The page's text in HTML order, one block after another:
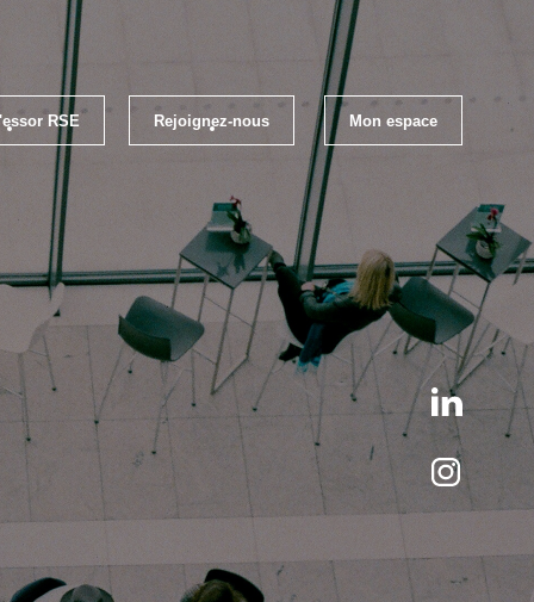
RSE
RSE
RSE
Rejoignez-nous
Les évènements RSE Occitanie
Qui sommes-nous ?
S'inscrire
Mon espace